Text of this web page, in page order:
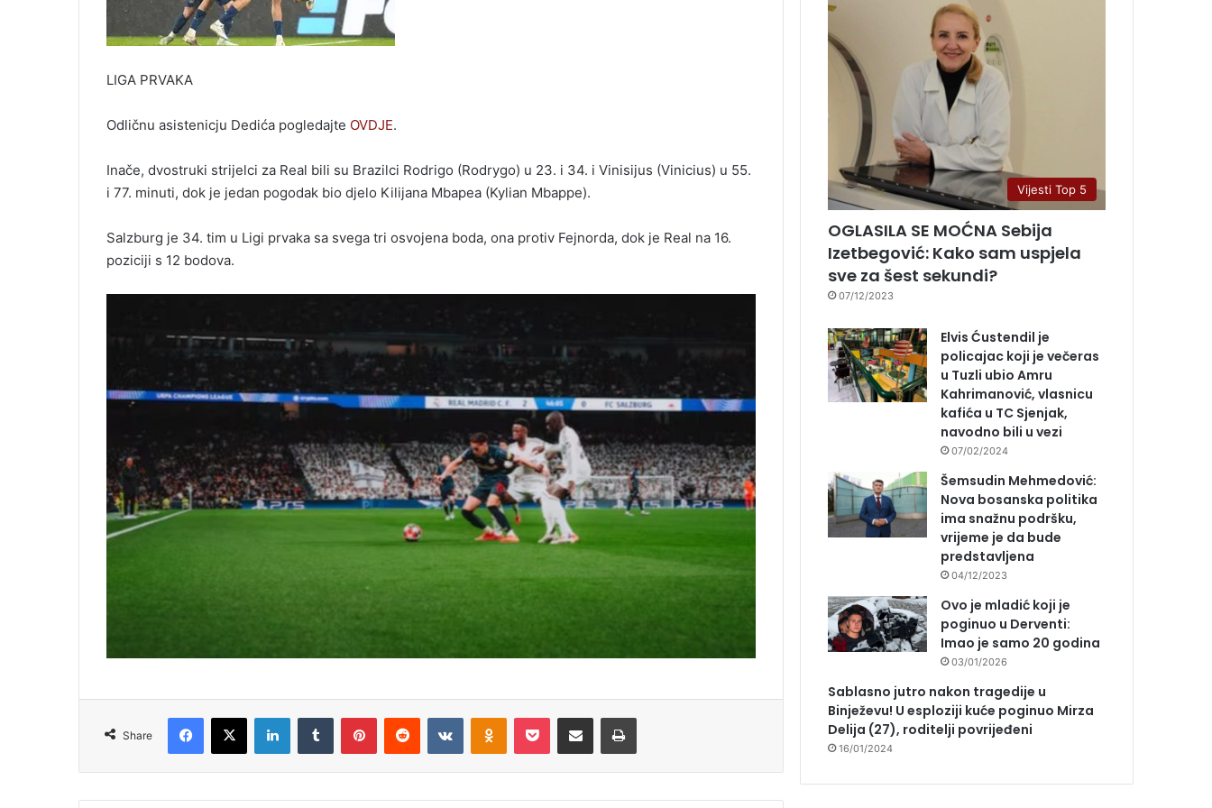
LIGA PRVAKA
Odličnu asistenicju Dedića pogledajte OVDJE.
Inače, dvostruki strijelci za Real bili su Brazilci Rodrigo (Rodrygo) u 23. i 34. i Vinisijus (Vinicius) u 55.
i 77. minuti, dok je jedan pogodak bio djelo Kilijana Mbapea (Kylian Mbappe).
Salzburg je 34. tim u Ligi prvaka sa svega tri osvojena boda, ona protiv Fejnorda, dok je Real na 16.
poziciji s 12 bodova.
Share
Facebook
X LinkedInTumblr PinterestReddit VKontakteOdnoklassniki
Pocket Share via Email Print
Vijesti Top 5
OGLASILA SE MOĆNA Sebija
Izetbegović: Kako sam uspjela
sve za šest sekundi?
07/12/2023
Elvis Ćustendil je
policajac koji je večeras
u Tuzli ubio Amru
Kahrimanović, vlasnicu
kafića u TC Sjenjak,
navodno bili u vezi
07/02/2024
Šemsudin Mehmedović:
Nova bosanska politika
ima snažnu podršku,
vrijeme je da bude
predstavljena
04/12/2023
Ovo je mladić koji je
poginuo u Derventi:
Imao je samo 20 godina
03/01/2026
Sablasno jutro nakon tragedije u
Binježevu! U esploziji kuće poginuo Mirza
Delija (27), roditelji povrijeđeni
16/01/2024